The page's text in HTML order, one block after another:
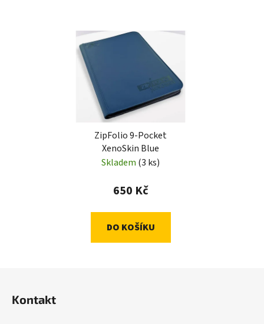
ZipFolio 9-Pocket
XenoSkin Blue
Skladem (3 ks)
650 Kč
DO KOŠÍKU
Kontakt